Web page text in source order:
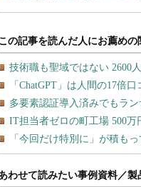
わせて読みたい事例資料／製